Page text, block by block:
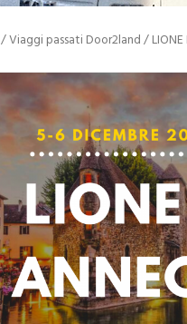
/Viaggi passati Door2land/